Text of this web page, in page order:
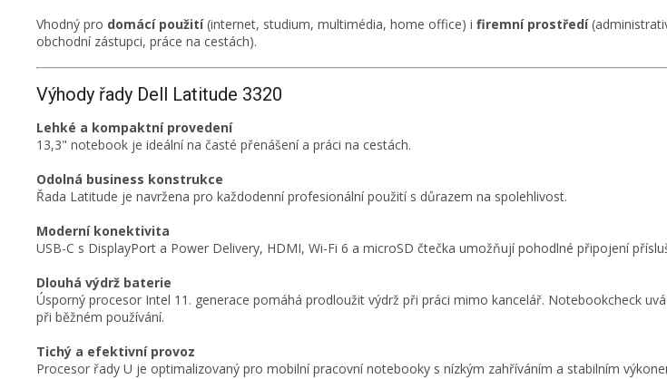
Vhodný pro domácí použití(internet, studium, multimédia, home office) i firemní prostředí
obchodní zástupci, práce na cestách).
Výhody řady Dell Latitude 3320
Lehké a kompaktní provedení
13,3" notebook je ideální na časté přenášení a práci na cestách.
Odolná business konstrukce
Řada Latitude je navržena pro každodenní profesionální použití s důrazem na spolehlivost.
Moderní konektivita
USB-C s DisplayPort a Power Delivery, HDMI, Wi-Fi 6 a microSD čtečka umožňují pohodlné připojení
Dlouhá výdrž baterie
Úsporný procesor Intel 11. generace pomáhá prodloužit výdrž při práci mimo kancelář. Notebookcheck
při běžném používání.
Tichý a efektivní provoz
Procesor řady U je optimalizovaný pro mobilní pracovní notebooky s nízkým zahříváním a stabilním